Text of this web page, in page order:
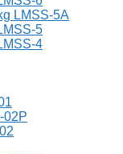
LMSS-5A
5
4
02P